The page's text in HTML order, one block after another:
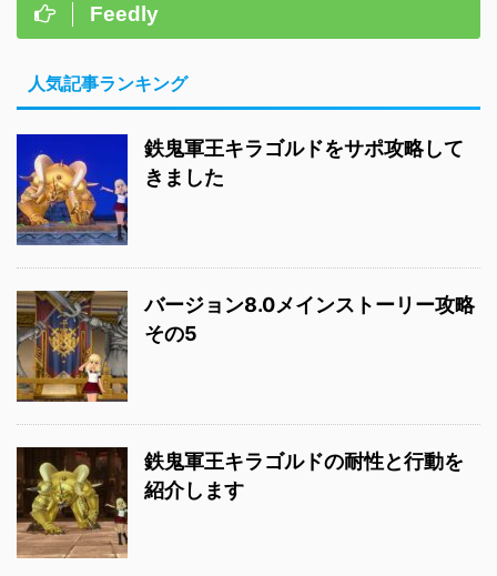
Feedly
人気記事ランキング
鉄鬼軍王キラゴルドをサポ攻略して
きました
バージョン8.0メインストーリー攻略
その5
鉄鬼軍王キラゴルドの耐性と行動を
紹介します